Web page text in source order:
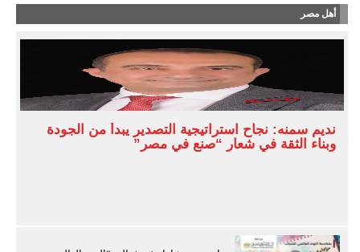
أهل مصر
نديم سمنه: نجاح استراتيجية التصدير يبدأ من الجودة
وبناء الثقة في شعار “صنع في مصر”